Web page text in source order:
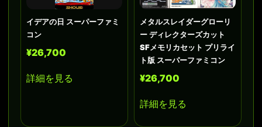
イデアの日 スーパーファミ
コン
¥26,700
詳細を見る
メタルスレイダーグローリ
ー ディレクターズカット
SFメモリカセット プリライ
ト版 スーパーファミコン
¥26,700
詳細を見る